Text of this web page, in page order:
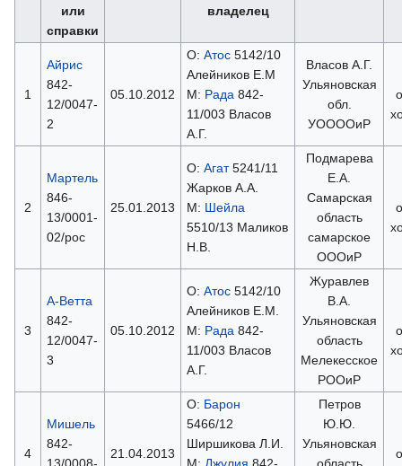
или
справки
владелец
1
Айрис
842-
12/0047-
2
05.10.2012
О: Атос5142/10
Алейников Е.М
М: Рада842-
11/003 Власов
А.Г.
Власов А.Г.
Ульяновская
обл.
УООООиР
2
Мартель
846-
13/0001-
02/рос
25.01.2013
О: Агат5241/11
Жарков А.А.
М: Шейла
5510/13 Маликов
Н.В.
Подмарева
Е.А.
Самарская
область
самарское
ОООиР
3
А-Ветта
842-
12/0047-
3
05.10.2012
О: Атос5142/10
Алейников Е.М.
М: Рада842-
11/003 Власов
А.Г.
Журавлев
В.А.
Ульяновская
область
Мелекесское
РООиР
4
Мишель
842-
21.04.2013
О: Барон
5466/12
Ширшикова Л.И.
Петров
Ю.Ю.
Ульяновская